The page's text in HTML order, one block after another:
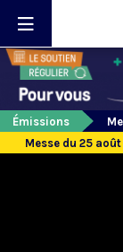
Émissions
Messe du 25